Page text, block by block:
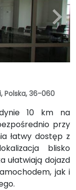
Polska, 36-060
10 km na
przy
łatwy dostęp z
blisko
ułatwiają dojazd
jak i